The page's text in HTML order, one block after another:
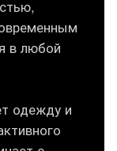
в любой
одежду и